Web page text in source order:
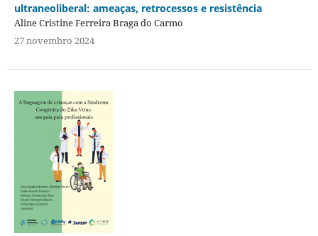
ultraneoliberal: ameaças, retrocessos e resistência
Aline Cristine Ferreira Braga do Carmo
27 novembro 2024